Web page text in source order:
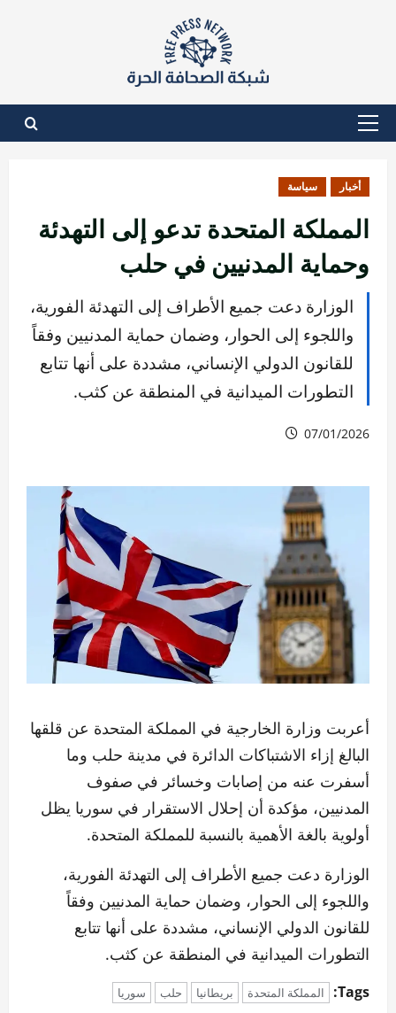
القائمة
أخبار سياسة
المملكة المتحدة تدعو إلى التهدئة
وحماية المدنيين في حلب
الوزارة دعت جميع الأطراف إلى التهدئة الفورية،
واللجوء إلى الحوار، وضمان حماية المدنيين وفقاً
للقانون الدولي الإنساني، مشددة على أنها تتابع
التطورات الميدانية في المنطقة عن كثب.
07/01/2026
أعربت وزارة الخارجية في المملكة المتحدة عن قلقها
البالغ إزاء الاشتباكات الدائرة في مدينة حلب وما
أسفرت عنه من إصابات وخسائر في صفوف
المدنيين، مؤكدة أن إحلال الاستقرار في سوريا يظل
أولوية بالغة الأهمية بالنسبة للمملكة المتحدة.
الوزارة دعت جميع الأطراف إلى التهدئة الفورية،
واللجوء إلى الحوار، وضمان حماية المدنيين وفقاً
للقانون الدولي الإنساني، مشددة على أنها تتابع
التطورات الميدانية في المنطقة عن كثب.
Tags: المملكة المتحدة بريطانيا حلب سوريا